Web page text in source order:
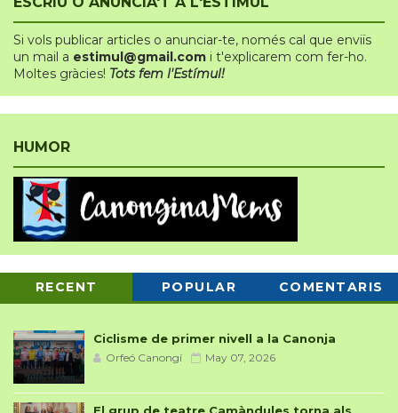
Si vols publicar articles o anunciar-te, només cal que enviïs
un mail a estimul@gmail.com i t'explicarem com fer-ho.
Moltes gràcies! Tots fem l'Estímul!
HUMOR
RECENT POPULAR COMENTARIS
Ciclisme de primer nivell a la Canonja
Orfeó Canongí May 07, 2026